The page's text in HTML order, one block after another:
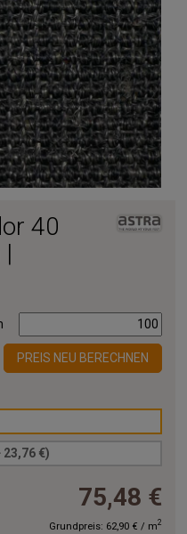
40
PREIS NEU BERECHNEN
23,76 €)
75,48 €
Grundpreis: 62,90 € / m2